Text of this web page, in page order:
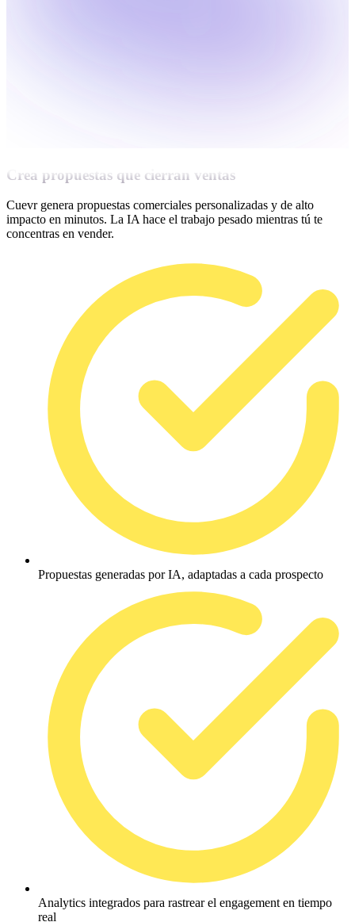
Crea propuestas que cierran ventas
Cuevr genera propuestas comerciales personalizadas y de alto
impacto en minutos. La IA hace el trabajo pesado mientras tú te
concentras en vender.
Propuestas generadas por IA, adaptadas a cada prospecto
Analytics integrados para rastrear el engagement en tiempo
real